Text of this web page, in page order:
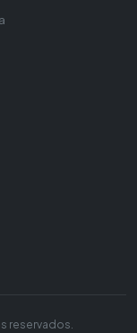
reservados.